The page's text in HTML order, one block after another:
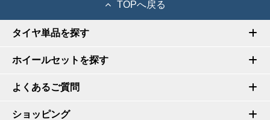
TOPへ戻る
タイヤ単品を探す
ホイールセットを探す
よくあるご質問
ショッピング